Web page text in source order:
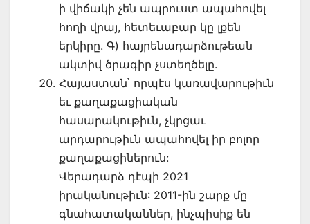
ի վիճակի չեն ապրուստ ապահովել
հողի վրայ, հետեւաբար կը լքեն
երկիրը. Գ) հայրենադարձութեան
ակտիվ ծրագիր չստեղծելը.
Հայաստան՝ որպէս կառավարութիւն
եւ քաղաքացիական
հասարակութիւն, չկրցաւ
արդարութիւն ապահովել իր բոլոր
քաղաքացիներուն:
Վերադարձ դէպի 2021
իրականութիւն: 2011-ին շարք մը
գնահատականներ, ինչպիսիք են